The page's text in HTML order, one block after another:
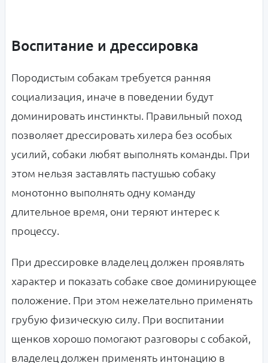
Воспитание и дрессировка
Породистым собакам требуется ранняя
социализация, иначе в поведении будут
доминировать инстинкты. Правильный поход
позволяет дрессировать хилера без особых
усилий, собаки любят выполнять команды. При
этом нельзя заставлять пастушью собаку
монотонно выполнять одну команду
длительное время, они теряют интерес к
процессу.
При дрессировке владелец должен проявлять
характер и показать собаке свое доминирующее
положение. При этом нежелательно применять
грубую физическую силу. При воспитании
щенков хорошо помогают разговоры с собакой,
владелец должен применять интонацию в